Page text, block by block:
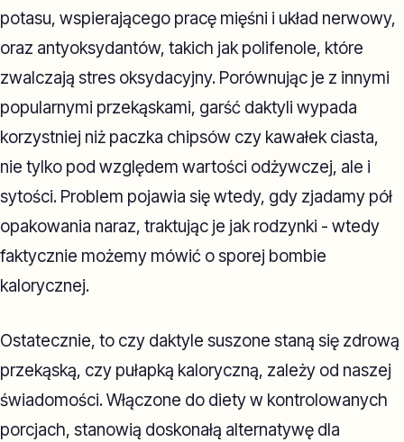
potasu, wspierającego pracę mięśni i układ nerwowy,
oraz antyoksydantów, takich jak polifenole, które
zwalczają stres oksydacyjny. Porównując je z innymi
popularnymi przekąskami, garść daktyli wypada
korzystniej niż paczka chipsów czy kawałek ciasta,
nie tylko pod względem wartości odżywczej, ale i
sytości. Problem pojawia się wtedy, gdy zjadamy pół
opakowania naraz, traktując je jak rodzynki - wtedy
faktycznie możemy mówić o sporej bombie
kalorycznej.
Ostatecznie, to czy daktyle suszone staną się zdrową
przekąską, czy pułapką kaloryczną, zależy od naszej
świadomości. Włączone do diety w kontrolowanych
porcjach, stanowią doskonałą alternatywę dla